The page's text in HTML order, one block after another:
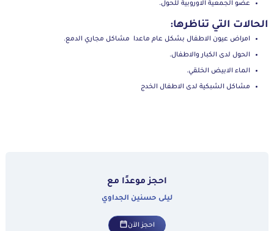
عضو الجمعية الاوروبية للحول.
الحالات التي تناظرها:
امراض عيون الاطفال بشكل عام ماعدا مشاكل مجاري الدمع.
الحول لدى الكبار والاطفال.
الماء الابيض الخلقي.
مشاكل الشبكية لدى الاطفال الخدج
احجز موعدًا مع
ليلى حسنين الجداوي
احجز الآن